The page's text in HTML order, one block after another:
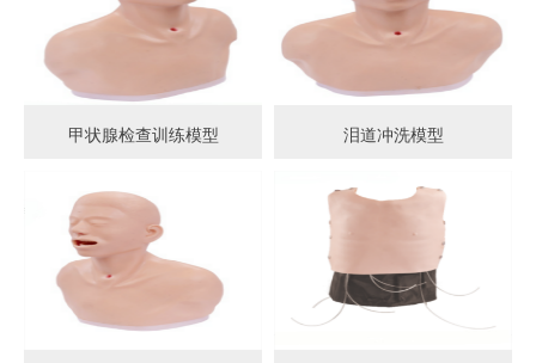
甲状腺检查训练模型 泪道冲洗模型